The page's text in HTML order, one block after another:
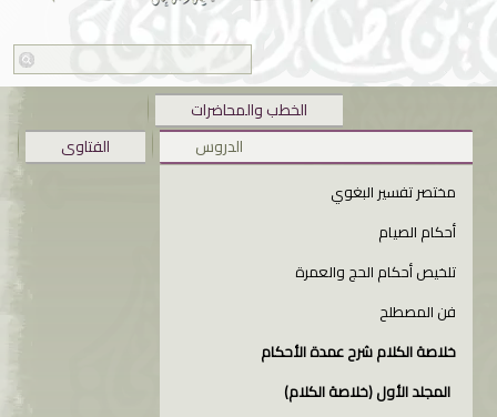
الخطب والمحاضرات
الدروس
مختصر تفسير البغوي
أحكام الصيام
تلخيص أحكام الحج والعمرة
فن المصطلح
خلاصة الكلام شرح عمدة الأحكام
المجلد الأول (خلاصة الكلام)
الفتاوى